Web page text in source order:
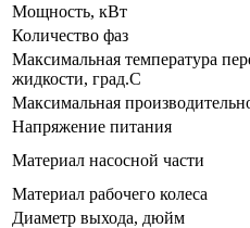
Мощность, кВт
Количество фаз
Максимальная температура
жидкости, град.С
Максимальная
Напряжение питания
Материал насосной части
Материал рабочего колеса
Диаметр выхода, дюйм